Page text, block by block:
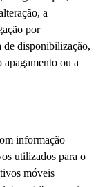
a
por
de disponibilização,
ou a
informação
utilizados para o
móveis